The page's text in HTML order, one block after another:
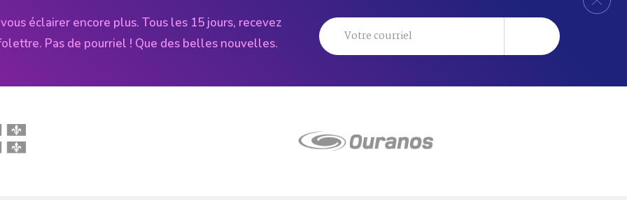
éclairer encore plus. Tous les 15 jours, recevez
Pas de pourriel ! Que des belles nouvelles.